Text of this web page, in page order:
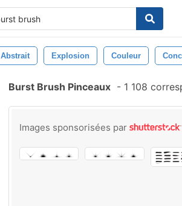
Abstrait Explosion Couleur
Burst Brush Pinceaux - 1 108
Images sponsorisées par